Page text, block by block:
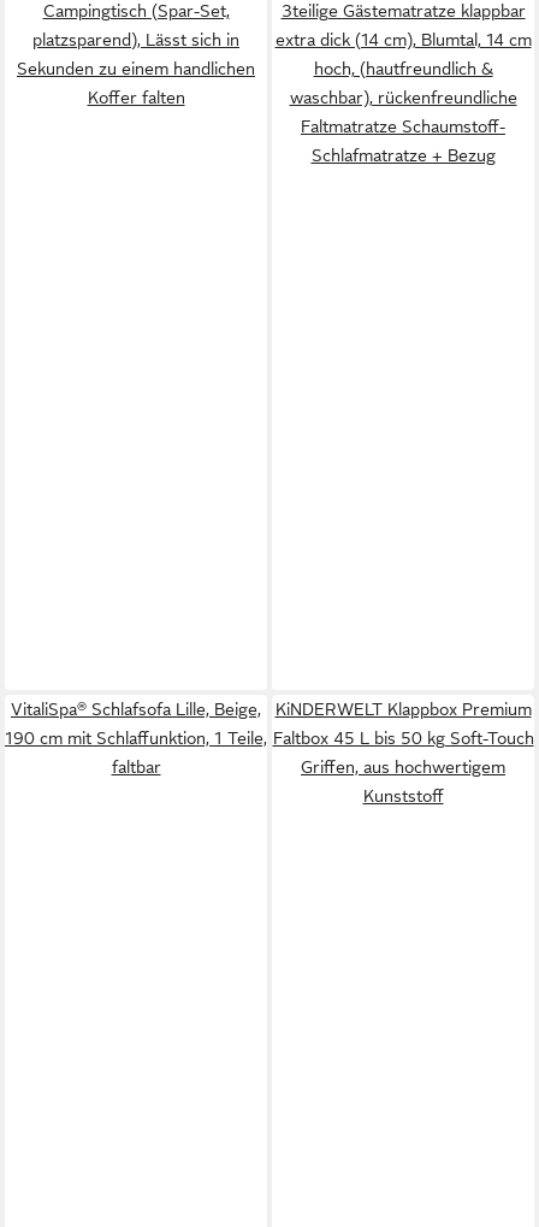
Campingtisch (Spar-Set,
platzsparend), Lässt sich in
Sekunden zu einem handlichen
Koffer falten
3teilige Gästematratze klappbar
extra dick (14 cm), Blumtal, 14 cm
hoch, (hautfreundlich &
waschbar), rückenfreundliche
Faltmatratze Schaumstoff-
Schlafmatratze + Bezug
VitaliSpa® Schlafsofa Lille, Beige,
190 cm mit Schlaffunktion, 1 Teile,
faltbar
KiNDERWELT Klappbox Premium
Faltbox 45 L bis 50 kg Soft-Touch
Griffen, aus hochwertigem
Kunststoff